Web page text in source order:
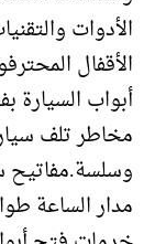
الأدوات
الأقفال
أبواب السيارة
مخاطر تلف
مدار الساعة